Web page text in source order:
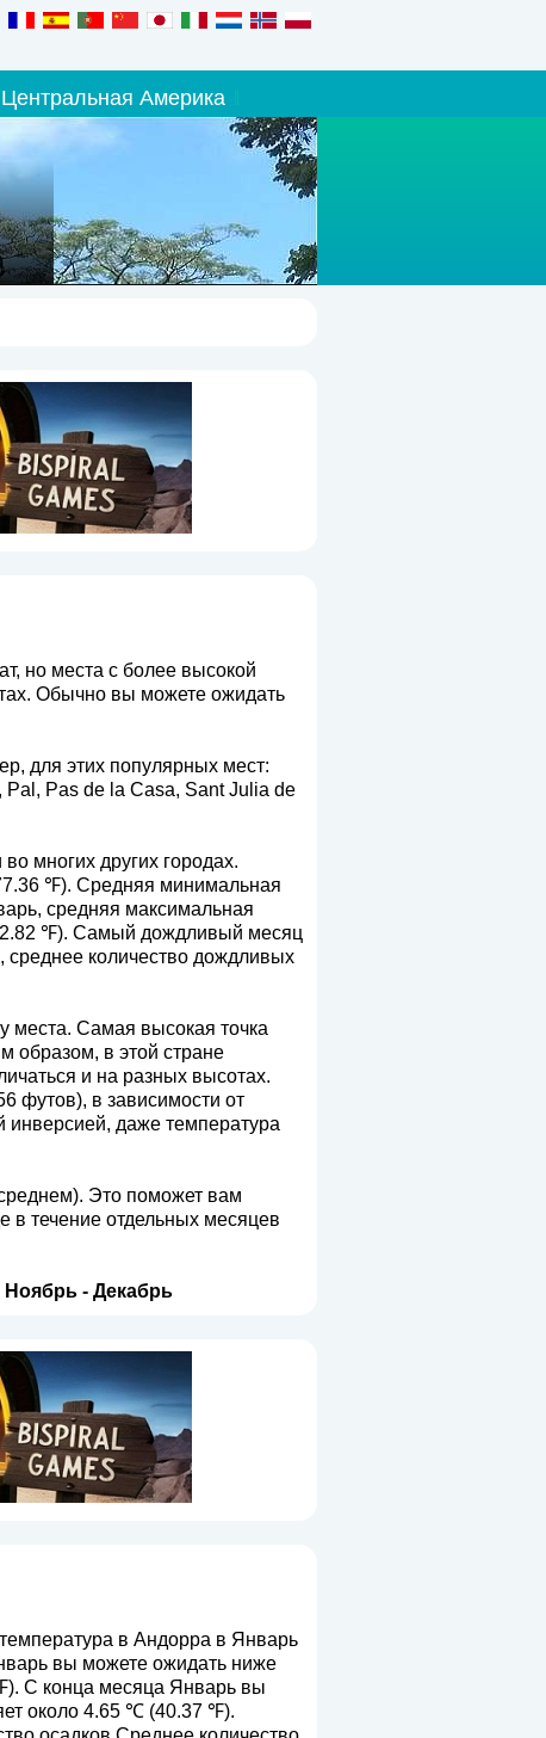
Центральная Америка
но места с более высокой
Обычно вы можете ожидать
для этих популярных мест:
Pas de la Casa, Sant Julia de
многих других городах.
℉). Средняя минимальная
средняя максимальная
℉). Самый дождливый месяц
количество дождливых
места. Самая высокая точка
образом, в этой стране
и на разных высотах.
футов), в зависимости от
инверсией, даже температура
Это поможет вам
в течение отдельных месяцев
Ноябрь- Декабрь
в Андорра в Январь
вы можете ожидать ниже
С конца месяца Январь вы
около 4.65 ℃ (40.37 ℉).